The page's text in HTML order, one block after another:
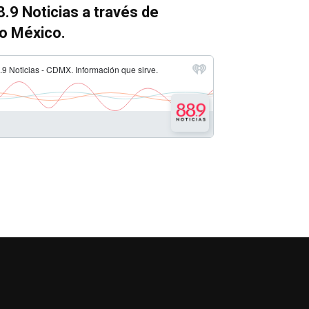
de flecha arriba/abajo para aumentar o disminuir el volumen.
Noticias a través de
México.